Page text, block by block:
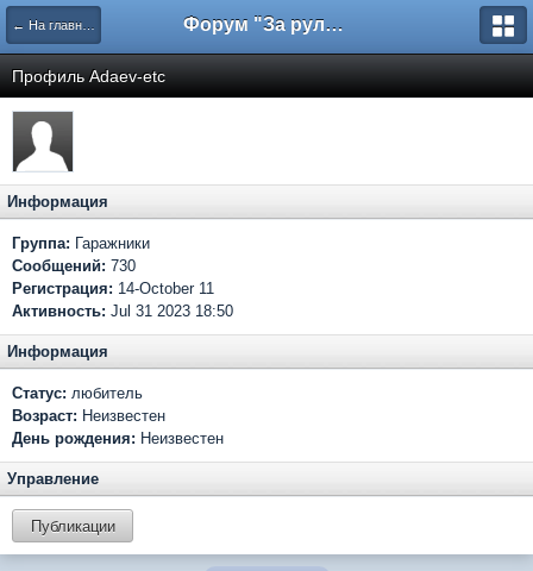
← На главную Форум "За рулем"
Профиль Adaev-etc
Информация
Группа: Гаражники
Сообщений: 730
Регистрация: 14-October 11
Активность: Jul 31 2023 18:50
Информация
Статус: любитель
Возраст: Неизвестен
День рождения: Неизвестен
Управление
Публикации